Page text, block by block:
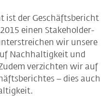
ist der Geschäftsbericht
einen Stakeholder-
wir unsere
Nachhaltigkeit und
verzichten wir auf
– dies auch